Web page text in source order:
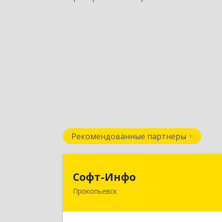
Рекомендованные партнеры
Софт-Инфо
Прокопьевск653039, Кемеровская область -